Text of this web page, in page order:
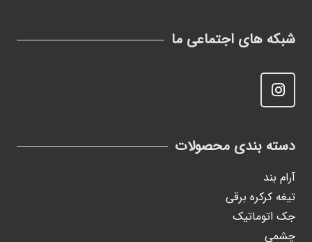
شبکه های اجتماعی ما
دسته بندی محصولات
آرام بند
تیغه کرکره برقی
جک اتوماتیک
چشمی